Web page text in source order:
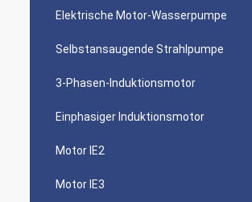
Elektrische Motor-Wasserpumpe
Selbstansaugende Strahlpumpe
3-Phasen-Induktionsmotor
Einphasiger Induktionsmotor
Motor IE2
Motor IE3